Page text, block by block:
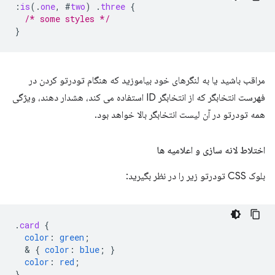
: is( .one, #two) . three {
/* some styles */
}
مراقب باشید یا به لنگرهای خود بیاموزید که هنگام تودرتو کردن در
فهرست انتخابگر که از انتخابگر ID استفاده می کند، هشدار دهند، ویژگی
همه تودرتو در آن لیست انتخابگر بالا خواهد بود.
اختلاط لانه سازی و اعلامیه ها
بلوک CSS تودرتو زیر را در نظر بگیرید:
.card {
color : green ;
  &
{ color : blue ;
}
color : red ;